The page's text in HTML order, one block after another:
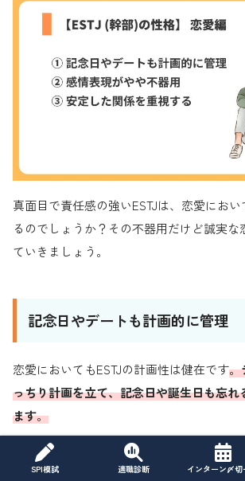
真面目で責任感の強いESTJは、恋愛にお
るのでしょうか？その不器用だけど誠実な
ていきましょう。
記念日やデートも計画的に管理
恋愛においてもESTJの計画性は健在です。
っちり計画を立て、記念日や誕生日も忘れ
ます。
サプライズは少し苦手かもしれませんが、
SPI模試 適職診断 インターン〆切